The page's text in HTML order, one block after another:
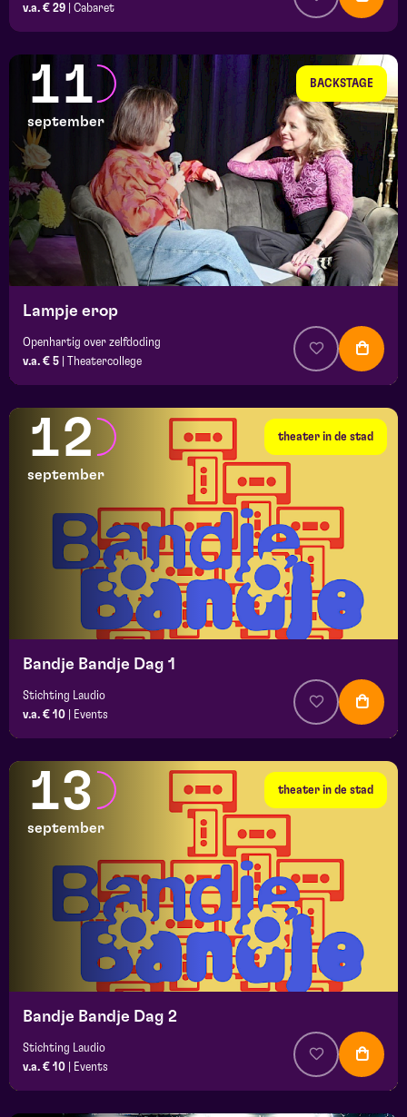
v.a. € 29
Cabaret
BACKSTAGE
11
september
Lampje erop
Openhartig over zelfdoding
v.a. € 5
Theatercollege
theater in de stad
12
september
Bandje Bandje Dag 1
Stichting Laudio
v.a. € 10
Events
theater in de stad
13
september
Bandje Bandje Dag 2
Stichting Laudio
v.a. € 10
Events